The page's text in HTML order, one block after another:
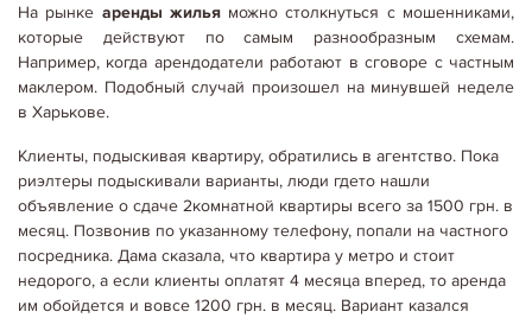
На рынке аренды жильяможно столкнуться с мошенниками,
которые действуют по самым разнообразным схемам.
Например, когда арендодатели работают в сговоре с частным
маклером. Подобный случай произошел на минувшей неделе
в Харькове.
Клиенты, подыскивая квартиру, обратились в агентство. Пока
риэлтеры подыскивали варианты, люди где­то нашли
объявление о сдаче 2комнатной квартиры всего за 1500 грн. в
месяц. Позвонив по указанному телефону, попали на частного
посредника. Дама сказала, что квартира у метро и стоит
недорого, а если клиенты оплатят 4 месяца вперед, то аренда
им обойдется и вовсе 1200 грн. в месяц. Вариант казался